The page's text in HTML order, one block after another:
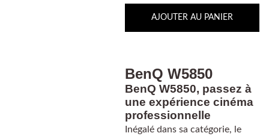
AJOUTER AU PANIER
BenQ W5850
BenQ W5850, passez à
une expérience cinéma
professionnelle
Inégalé dans sa catégorie, le